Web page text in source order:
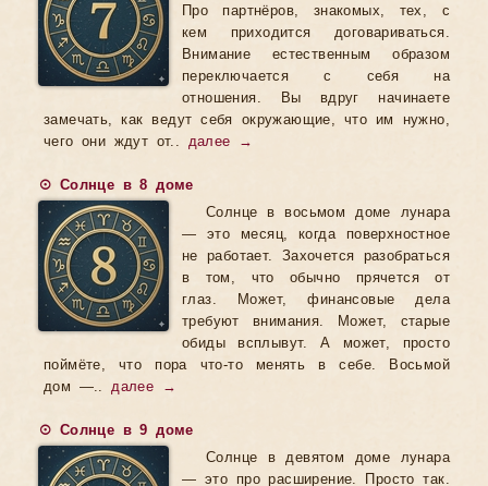
Про партнёров, знакомых, тех, с
кем приходится договариваться.
Внимание естественным образом
переключается с себя на
отношения. Вы вдруг начинаете
замечать, как ведут себя окружающие, что им нужно,
чего они ждут от.. далее →
☉ Солнце в 8 доме
Солнце в восьмом доме лунара
— это месяц, когда поверхностное
не работает. Захочется разобраться
в том, что обычно прячется от
глаз. Может, финансовые дела
требуют внимания. Может, старые
обиды всплывут. А может, просто
поймёте, что пора что-то менять в себе. Восьмой
дом —..далее →
☉ Солнце в 9 доме
Солнце в девятом доме лунара
— это про расширение. Просто так.